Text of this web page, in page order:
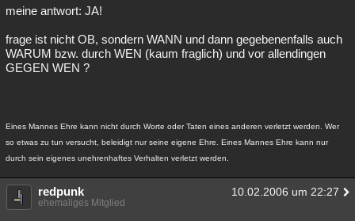
meine antwort: JA!
frage ist nicht OB, sondern WANN und dann gegebenenfalls auch
WARUM bzw. durch WEN (kaum fraglich) und vor allendingen
GEGEN WEN ?
Eines Mannes Ehre kann nicht durch Worte oder Taten eines anderen verletzt werden. Wer
so etwas zu tun versucht, beleidigt nur seine eigene Ehre. Eines Mannes Ehre kann nur
durch sein eigenes unehrenhaftes Verhalten verletzt werden.
redpunk 10.02.2006 um 22:27
ehemaliges Mitglied